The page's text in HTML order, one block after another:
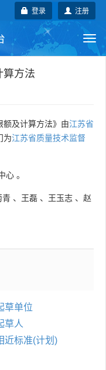
注册
登录
算方法
额及计算方法》由江苏省
为江苏省质量技术监督
心 。
青 、 王磊 、 王玉志 、 赵
草单位
草人
近标准(计划)